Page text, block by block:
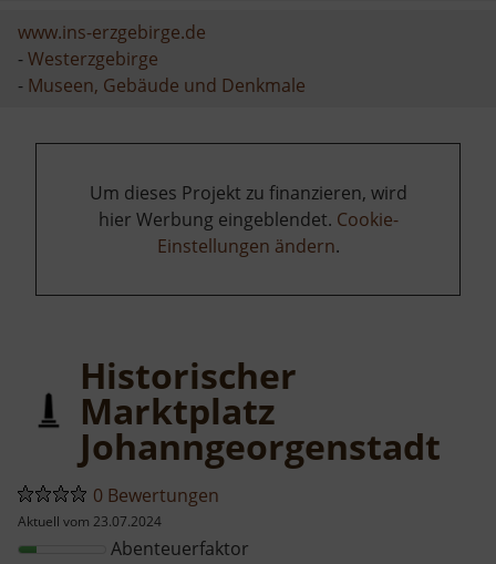
www.ins-erzgebirge.de
-Westerzgebirge
- Museen, Gebäude und Denkmale
Um dieses Projekt zu finanzieren, wird
hier Werbung eingeblendet. Cookie-
Einstellungen ändern.
Historischer
Marktplatz
Johanngeorgenstadt
0 Bewertungen
Aktuell vom 23.07.2024
Abenteuerfaktor